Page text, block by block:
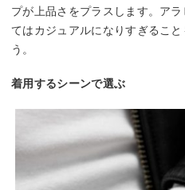
プが上品さをプラスします。ア
てはカジュアルになりすぎるこ
う。
着用するシーンで選ぶ